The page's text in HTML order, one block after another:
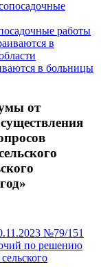
работы
в больницы
от
№79/151
по решению